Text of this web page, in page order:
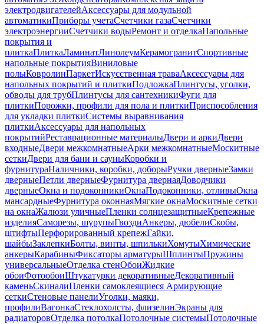
электродвигателейАксессуары для модульной
автоматикиПриборы учетаСчетчики газаСчетчики
электроэнергииСчетчики водыРемонт и отделкаНапольные
покрытия и
плиткаПлиткаЛаминатЛинолеумКерамогранитСпортивные
напольные покрытияВиниловые
полыКовролинПаркетИскусственная траваАксессуары для
напольных покрытий и плиткиПодложкаПлинтусы, уголки,
обводы для трубПлинтусы для сантехникиФуги для
плиткиПорожки, профили для пола и плиткиПриспособления
для укладки плиткиСистемы выравнивания
плиткиАксессуары для напольных
покрытийРеставрационные материалыДвери и аркиДвери
входныеДвери межкомнатныеАрки межкомнатныеМоскитные
сеткиДвери для бани и сауныКоробки и
фурнитураНаличники, коробки, доборыРучки дверныеЗамки
дверныеПетли дверныеФурнитура двернаяДоводчики
дверныеОкна и подоконникиОкнаПодоконники, отливыОкна
мансардныеФурнитура оконнаяМягкие окнаМоскитные сетки
на окнаЖалюзи уличныеПленки солнцезащитныеКрепежные
изделияСаморезы, шурупыГвоздиАнкеры, дюбелиСкобы,
штифтыПерфорированный крепежГайки,
шайбыЗаклепкиБолты, винты, шпилькиХомутыХимические
анкерыКарабиныФиксаторы арматурыШплинтыПружины
универсальныеОтделка стенОбоиЖидкие
обоиФотообоиШтукатурки декоративныеДекоративный
каменьСкиналиПленки самоклеящиеся Армирующие
сеткиСтеновые панелиУголки, маяки,
профилиВагонкаСтеклохолсты, флизелинЭкраны для
радиаторовОтделка потолкаПотолочные системыПотолочные